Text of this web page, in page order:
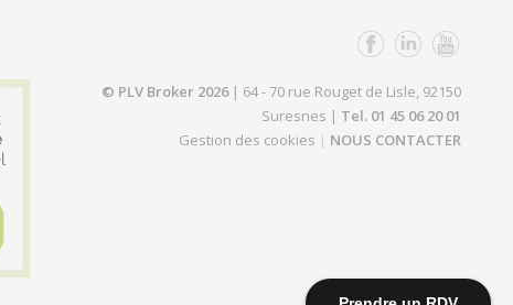
TOTEM VIDEO 65"
SHOWROOM DIGITAL
© PLV Broker 2026| 64 - 70 rue Rouget de Lisle, 92150
Suresnes | Tel. 01 45 06 20 01
Gestion des cookies | NOUS CONTACTER